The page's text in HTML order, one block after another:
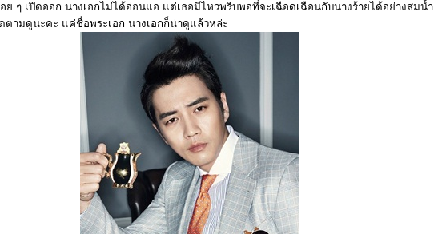
ย ๆ เปิดออก นางเอกไม่ได้อ่อนแอ แต่เธอมีไหวพริบพอที่จะเฉือดเฉือนกับนางร้ายได้อย่างสมน้ำ
ตามดูนะคะ แค่ชื่อพระเอก นางเอกก็น่าดูแล้วหล่ะ